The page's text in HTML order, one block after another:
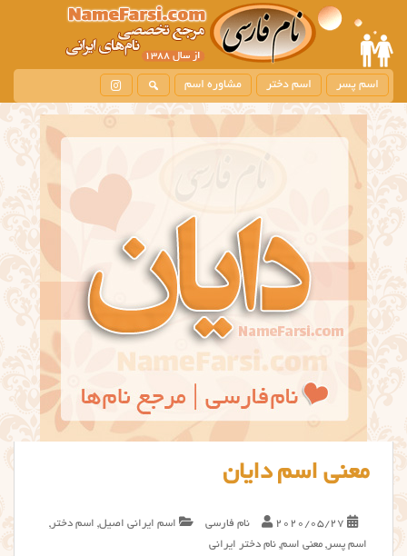
m
i
c
n
t
اسم پسر اسم دختر مشاوره اسم
معنی اسم دایان
2020/05/27 نام فارسی اسم ایرانی اصیل, اسم دختر ,
اسم پسر , معنی اسم, نام دختر ایرانی